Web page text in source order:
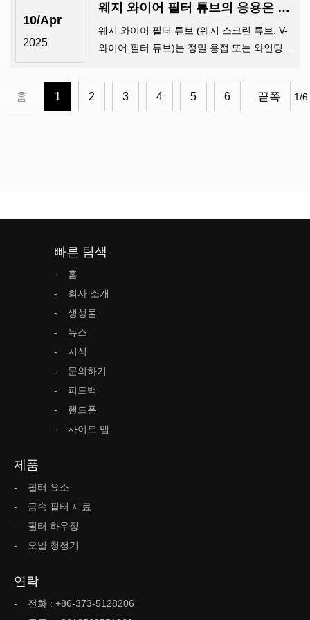
한 선택이됩니다. V 자형으로 특징 지어진 그
들의 독특한 구조 ...
10/Apr
2025
웨지 와이어 필터 튜브의 응용은 무엇입니까?
웨지 와이어 필터 튜브 (웨지 스크린 튜브, V-
와이어 필터 튜브)는 정밀 용접 또는 와인딩을
재료)로 만든 필터 요소입니다. 독특한 웨지
모양의 간격 디자인은 다양한 산업 분야에서
홈 1 2 3 4 5 6 끝쪽 1/6
빠른 탐색
홈
회사 소개
생성물
뉴스
지식
문의하기
피드백
핸드폰
사이트 맵
제품
필터 요소
금속 필터 재료
필터 하우징
오일 청정기
연락
전화 : +86-373-5128206